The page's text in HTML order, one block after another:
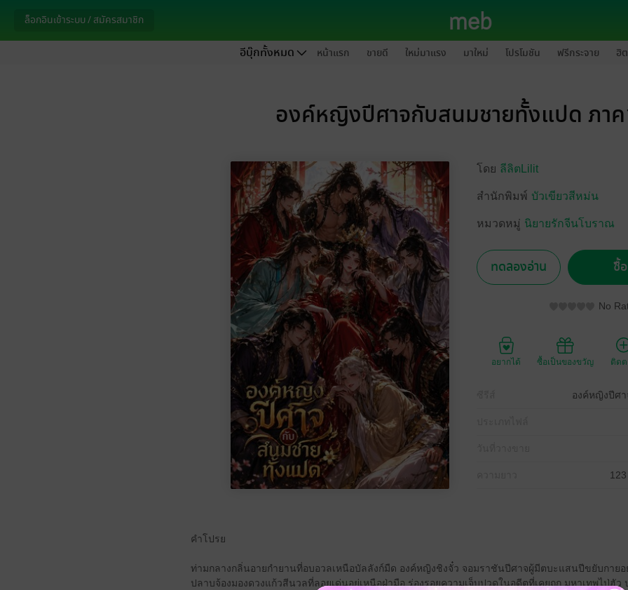
ล็อกอินเข้าระบบ / สมัครสมาชิก
อีบุ๊กทั้งหมด หน้าแรก ขายดี ใหม่มาแรง มาใหม่ โปรโมชัน ฟรีกระจาย ฮิ
องค์หญิงปีศาจกับสนมชายทั้งแปด ภา
โดย ลีลิตLilit
สำนักพิมพ์ บัวเขียวสีหม่น
หมวดหมู่ นิยายรักจีนโบราณ
ทดลองอ่าน ซื้
No
อยากได้ ซื้อเป็นของขวัญ ติด
องค์หญิงปีศ
คำโปรย
ท่ามกลางกลิ่นอายกำยานที่อบอวลเหนือบัลลังก์มืด องค์หญิงชิงจั๋ว จอมราชันปีศาจผู้มีตบะแสนปีขยับกายอ
ปลาบจ้องมองดวงแก้วสีนวลที่ลอยเด่นอยู่เหนือฝ่ามือ ร่องรอยความเจ็บปวดในอดีตที่เคยถูก มหาเทพไป่ฮั